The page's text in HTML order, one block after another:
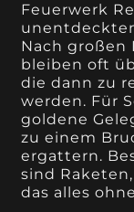
Feuerwerk
Nach großen
bleiben oft
die dann zu
werden. Für
goldene
zu einem
ergattern.
sind
das alles